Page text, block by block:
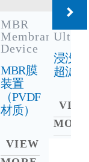
MBR
Membrane
Device
MBR膜
装置
（PVDF
材质）
VIEW
浸没式
超滤